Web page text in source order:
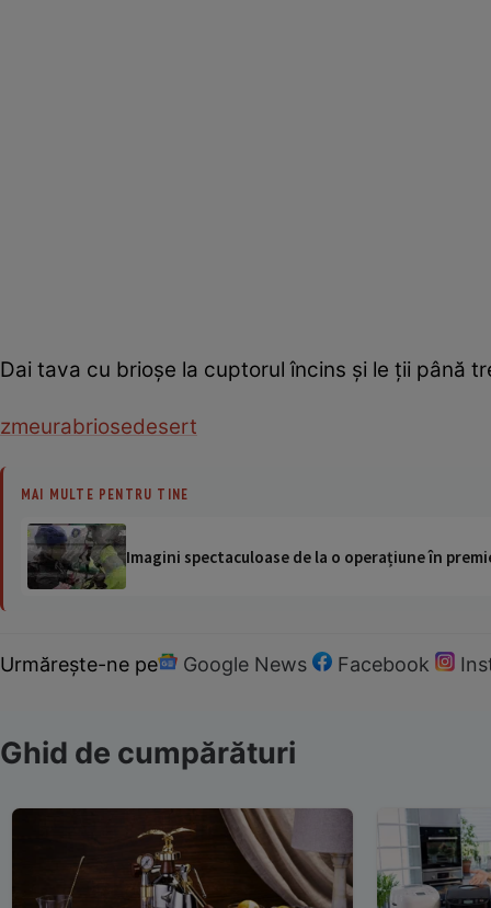
Dai tava cu brioșe la cuptorul încins și le ții până
zmeurabriosedesert
MAI MULTE PENTRU TINE
Imagini spectaculoase de la o operațiune în
Urmărește-ne pe Google News Facebook
Ghid de cumpărături